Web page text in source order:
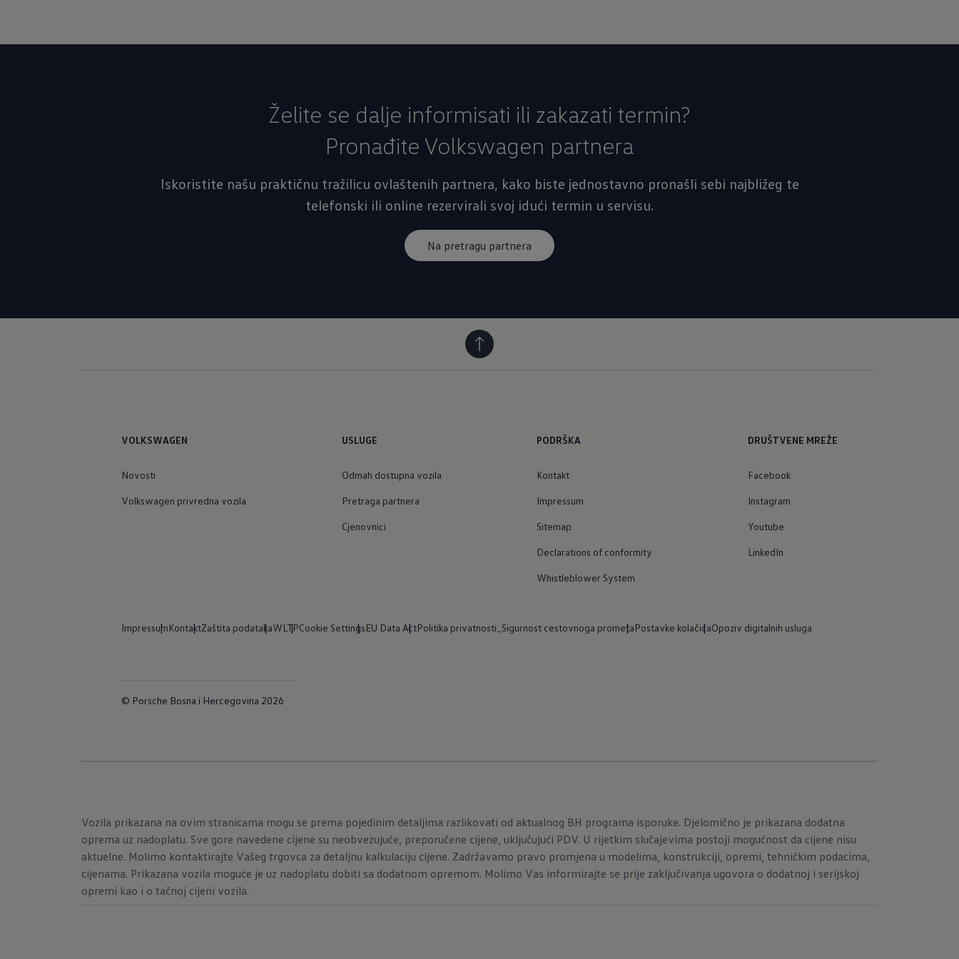
Želite se dalje informisati ili zakazati termin?
Pronađite Volkswagen partnera
Iskoristite našu praktičnu tražilicu ovlaštenih partnera, kako biste jednostavno pronašli sebi najbližeg te
telefonski ili online rezervirali svoj idući termin u servisu.
Na pretragu partnera
VOLKSWAGEN
Novosti
Volkswagen privredna vozila
USLUGE
Odmah dostupna vozila
Pretraga partnera
Cjenovnici
PODRŠKA
Kontakt
Impressum
Sitemap
Declarations of conformity
Whistleblower System
DRUŠTVENE MREŽE
Facebook
Instagram
Youtube
LinkedIn
ImpressumKontaktZaštita podatakaWLTPCookie SettingsEU Data ActPolitika privatnosti_Sigurnost cestovnoga prometaPostavke kolačićaOpoziv digitalnih usluga
© Porsche Bosna i Hercegovina 2026
Vozila prikazana na ovim stranicama mogu se prema pojedinim detaljima razlikovati od aktualnog BH programa isporuke. Djelomično je prikazana dodatna
oprema uz nadoplatu. Sve gore navedene cijene su neobvezujuće, preporučene cijene, uključujući PDV. U rijetkim slučajevima postoji mogućnost da cijene nisu
aktuelne. Molimo kontaktirajte Vašeg trgovca za detaljnu kalkulaciju cijene. Zadržavamo pravo promjena u modelima, konstrukciji, opremi, tehničkim podacima,
cijenama. Prikazana vozila moguće je uz nadoplatu dobiti sa dodatnom opremom. Molimo Vas informirajte se prije zaključivanja ugovora o dodatnoj i serijskoj
opremi kao i o tačnoj cijeni vozila.